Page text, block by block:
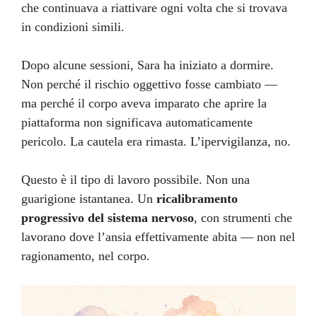
che continuava a riattivare ogni volta che si trovava
in condizioni simili.
Dopo alcune sessioni, Sara ha iniziato a dormire.
Non perché il rischio oggettivo fosse cambiato —
ma perché il corpo aveva imparato che aprire la
piattaforma non significava automaticamente
pericolo. La cautela era rimasta. L’ipervigilanza, no.
Questo è il tipo di lavoro possibile. Non una
guarigione istantanea. Un ricalibramento
progressivo del sistema nervoso, con strumenti che
lavorano dove l’ansia effettivamente abita — non nel
ragionamento, nel corpo.